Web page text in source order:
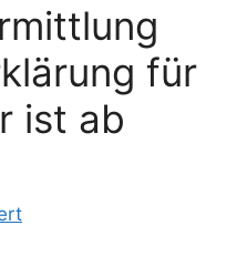
für
ist ab